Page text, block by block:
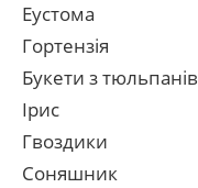
Еустома
Гортензія
Букети з тюльпанів
Ірис
Гвоздики
Соняшник